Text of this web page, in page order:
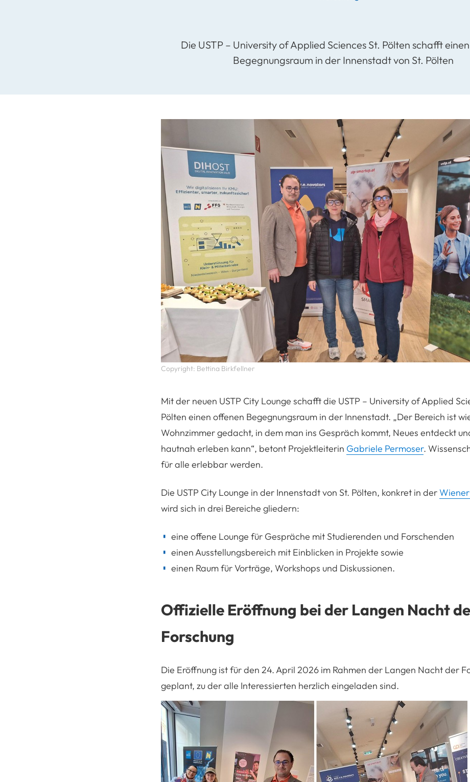
Die USTP – University of Applied Sciences St. Pölten schafft
Begegnungsraum in der Innenstadt von St. Pölten
Copyright: Bettina Birkfellner
Mit der neuen USTP City Lounge schafft die USTP – University of Applied
Pölten einen offenen Begegnungsraum in der Innenstadt. „Der Bereich ist
Wohnzimmer gedacht, in dem man ins Gespräch kommt, Neues entdeckt
hautnah erleben kann“, betont Projektleiterin Gabriele Permoser.
für alle erlebbar werden.
Die USTP City Lounge in der Innenstadt von St. Pölten, konkret in der
wird sich in drei Bereiche gliedern:
eine offene Lounge für Gespräche mit Studierenden und Forschenden
einen Ausstellungsbereich mit Einblicken in Projekte sowie
einen Raum für Vorträge, Workshops und Diskussionen.
Offizielle Eröffnung bei der Langen Nacht
Forschung
Die Eröffnung ist für den 24. April 2026 im Rahmen der Langen Nacht der
geplant, zu der alle Interessierten herzlich eingeladen sind.